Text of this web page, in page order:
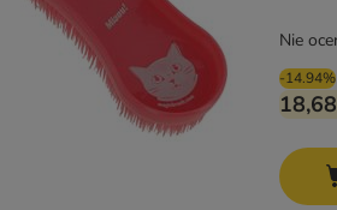
-14.94%
Nie